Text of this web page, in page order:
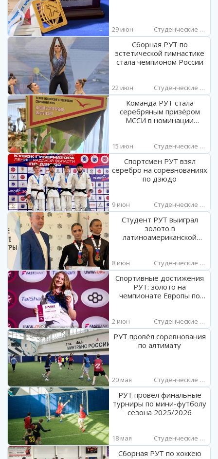
29 июн Студенческие новости
Сборная РУТ по
эстетической гимнастике
стала чемпионом России
22 июн Студенческие новости
Команда РУТ стала
серебряным призёром
МССИ в номинации
15 июн Студенческие новости
Спортсмен РУТ взял
серебро на соревнованиях
по дзюдо
9 июн Студенческие новости
Студент РУТ выиграл
золото в
латиноамериканской
8 июн Студенческие новости
Спортивные достижения
РУТ: золото на
чемпионате Европы по
2 июн Студенческие новости
РУТ провёл соревнования
по алтимату
20 мая Студенческие новости
РУТ провёл финальные
турниры по мини-футболу
сезона 2025/2026
18 мая Студенческие новости
Сборная РУТ по хоккею